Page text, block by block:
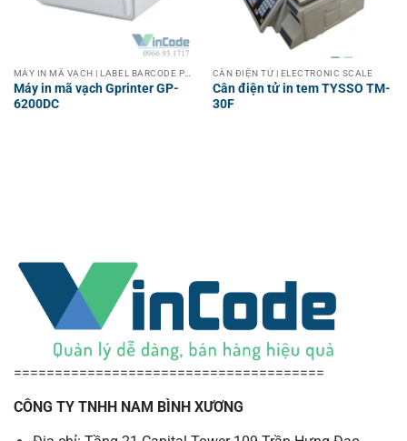
Máy in mã vạch Gprinter GP-
6200DC
CÂN ĐIỆN TỬ | ELECTRONIC SCALE
Cân điện tử in tem TYSSO TM-
30F
======================================
CÔNG TY TNHH NAM BÌNH XƯƠNG